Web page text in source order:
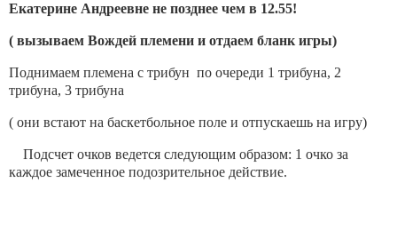
Екатерине Андреевне не позднее чем в 12.55!
( вызываем Вождей племени и отдаем бланк игры)
Поднимаем племена с трибун по очереди 1 трибуна, 2
трибуна, 3 трибуна
( они встают на баскетбольное поле и отпускаешь на игру)
Подсчет очков ведется следующим образом: 1 очко за
каждое замеченное подозрительное действие.